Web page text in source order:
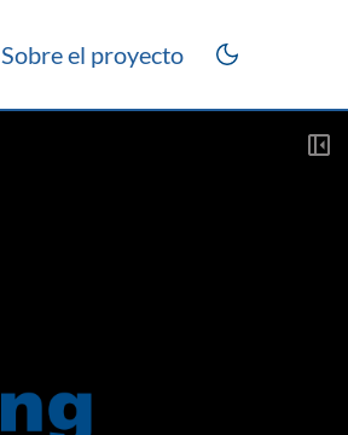
Sobre el proyecto